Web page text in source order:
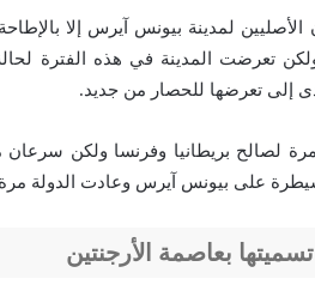
لمدينة بيونس آيرس إلا
عام 1816م ولكن تعرضت المدينة في هذه
إلى تعرضها للحصار من جديد.
لصالح بريطانيا وفرنسا ولكن
على بيونس آيرس وعادت الدولة مرة
بعاصمة الأرجنتين